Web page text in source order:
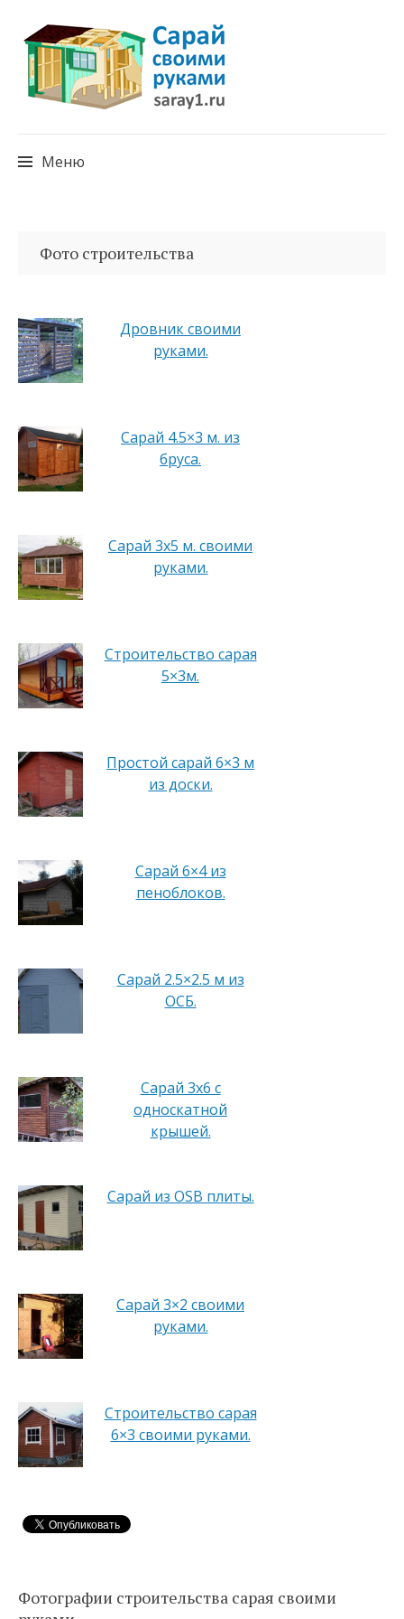
Меню
кФото строительства
Дровник своими
руками.
Сарай 4.5×3 м. из
бруса.
Сарай 3х5 м. своими
руками.
Строительство сарая
5×3м.
Простой сарай 6×3 м
из доски.
Сарай 6×4 из
пеноблоков.
Сарай 2.5×2.5 м из
ОСБ.
Сарай 3х6 с
односкатной
крышей.
Сарай из OSB плиты.
Сарай 3×2 своими
руками.
Строительство сарая
6×3 своими руками.
Фотографии строительства сарая своими